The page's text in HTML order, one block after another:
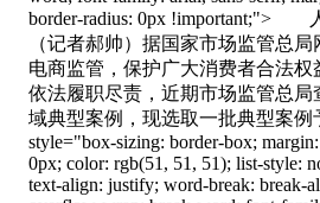
border-radius: 0px !important;">
（记者郝帅）据国家市场监管总
电商监管，保护广大消费者合法权
依法履职尽责，近期市场监管总局
域典型案例，现选取一批典型案例
style="box-sizing: border-box;
0px; color: rgb(51, 51, 51); list-style:
text-align: justify; word-break: break-